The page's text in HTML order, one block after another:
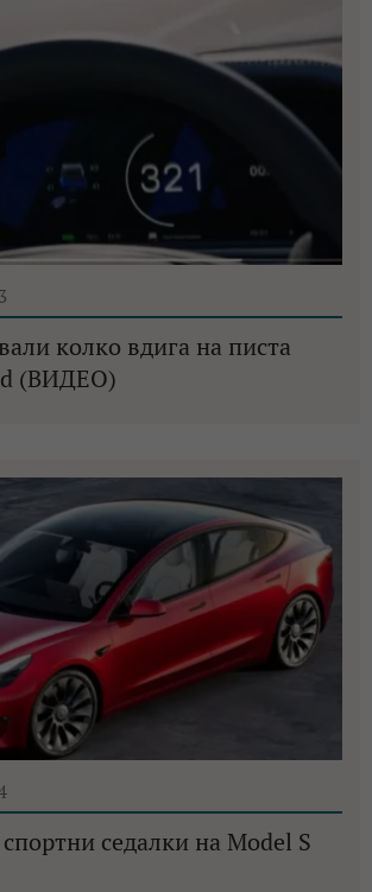
колко вдига на писта
(ВИДЕО)
седалки на Model S